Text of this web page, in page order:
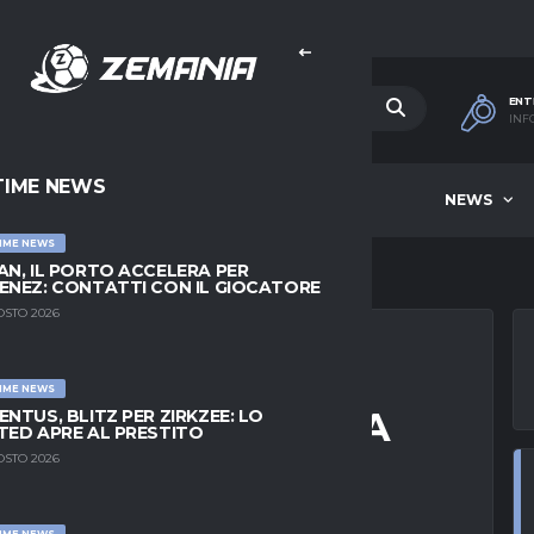
NEWS
NEWS
NEWS
IL PORTO ACCELERA PER
CONTATTI CON IL GIOCATORE
2026
NEWS
BLITZ PER ZIRKZEE: LO
APRE AL PRESTITO
2026
PERMANENZA